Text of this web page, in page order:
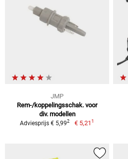
JMP
Rem-/koppelingsschak. voor
div. modellen
Adviesprijs € 5,992 € 5,211